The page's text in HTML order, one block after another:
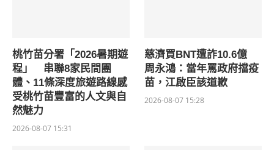
桃竹苗分署「2026暑期遊
程」 串聯8家民間團
體、11條深度旅遊路線感
受桃竹苗豐富的人文與自
然魅力
2026-08-07 15:31
慈濟買BNT遭詐10.6億
周永鴻：當年罵政府擋疫
苗，江啟臣該道歉
2026-08-07 15:28